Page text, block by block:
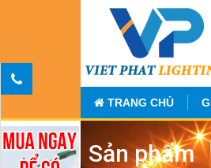
TRANG CHỦ
Sản phẩm